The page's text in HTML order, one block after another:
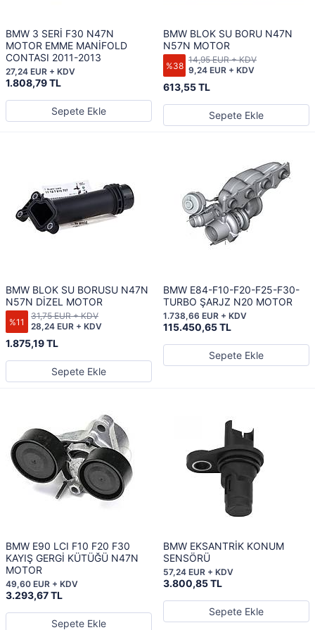
BMW 3 SERİ F30 N47N
MOTOR EMME MANİFOLD
CONTASI 2011-2013
1.808,79 TL
27,24 EUR + KDV
Sepete Ekle
BMW BLOK SU BORU N47N
N57N MOTOR
%38
613,55 TL
9,24 EUR + KDV
14,95 EUR + KDV
Sepete Ekle
BMW BLOK SU BORUSU N47N
N57N DİZEL MOTOR
%11
1.875,19 TL
28,24 EUR + KDV
31,75 EUR + KDV
Sepete Ekle
BMW E84-F10-F20-F25-F30-
TURBO ŞARJZ N20 MOTOR
115.450,65 TL
1.738,66 EUR + KDV
Sepete Ekle
BMW E90 LCI F10 F20 F30
KAYIŞ GERGİ KÜTÜĞÜ N47N
MOTOR
3.293,67 TL
49,60 EUR + KDV
Sepete Ekle
BMW EKSANTRİK KONUM
SENSÖRÜ
3.800,85 TL
57,24 EUR + KDV
Sepete Ekle